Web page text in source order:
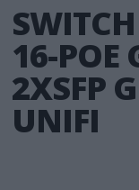
16-POE
2XSFP
UNIFI